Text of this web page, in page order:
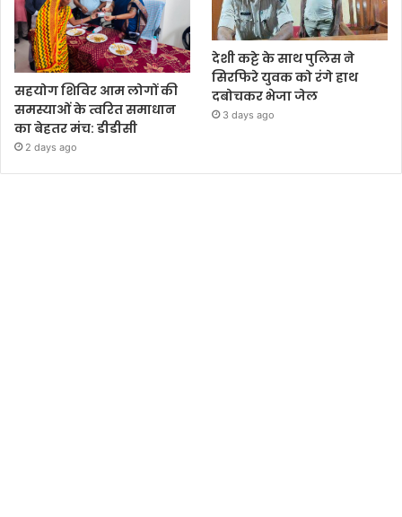
सहयोग शिविर आम लोगों की
समस्याओं के त्वरित समाधान
का बेहतर मंच: डीडीसी
2 days ago
देशी कट्टे के साथ पुलिस ने
सिरफिरे युवक को रंगे हाथ
दबोचकर भेजा जेल
3 days ago